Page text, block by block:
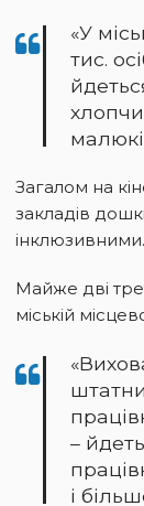
«У
тис.
Загалом на
закладів
інклюзивними.
Майже дві
міській
–
і